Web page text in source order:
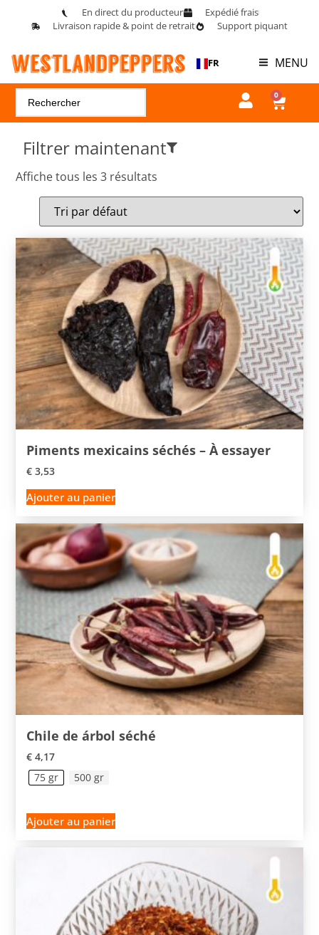
En direct du producteur
Expédié frais
Livraison rapide & point de retrait
Support piquant
FR MENU
0
Filtrer maintenant
Affiche tous les 3 résultats
Piments mexicains séchés – À essayer
€ 3,53
Ajouter au panier
Chile de árbol séché
€ 4,17
75 gr
500 gr
Ajouter au panier